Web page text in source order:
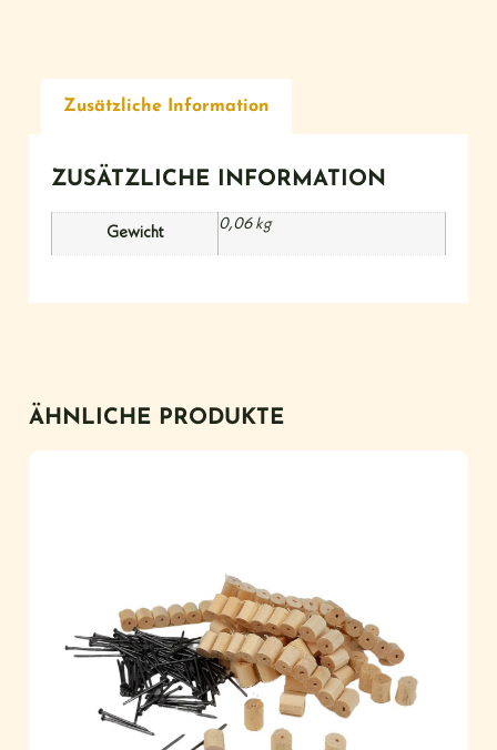
Zusätzliche Information
ZUSÄTZLICHE INFORMATION
Gewicht
0,06 kg
ÄHNLICHE PRODUKTE